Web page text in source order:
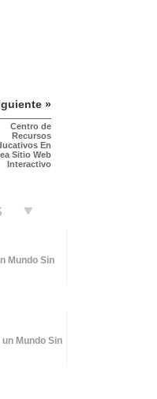
»
Centro de
Recursos
En
Sitio Web
Interactivo
Mundo Sin
Mundo Sin